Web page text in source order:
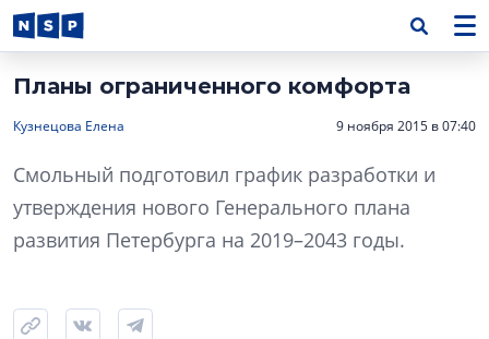
Планы ограниченного комфорта
Кузнецова Елена 9 ноября 2015 в 07:40
Cмольный подготовил график разработки и
утверждения нового Генерального плана
развития Петербурга на 2019–2043 годы.